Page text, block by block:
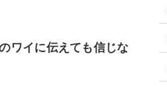
ワイに伝えても信じな